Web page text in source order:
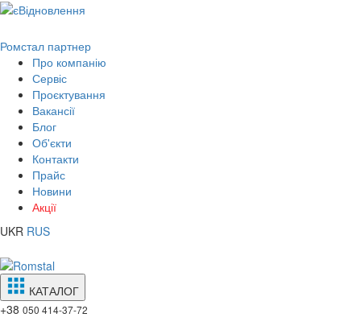
Ромстал партнер
Про компанію
Сервіс
Проєктування
Вакансії
Блог
Об'єкти
Контакти
Прайс
Новини
Акції
UKR RUS
КАТАЛОГ
+38 050 414-37-72